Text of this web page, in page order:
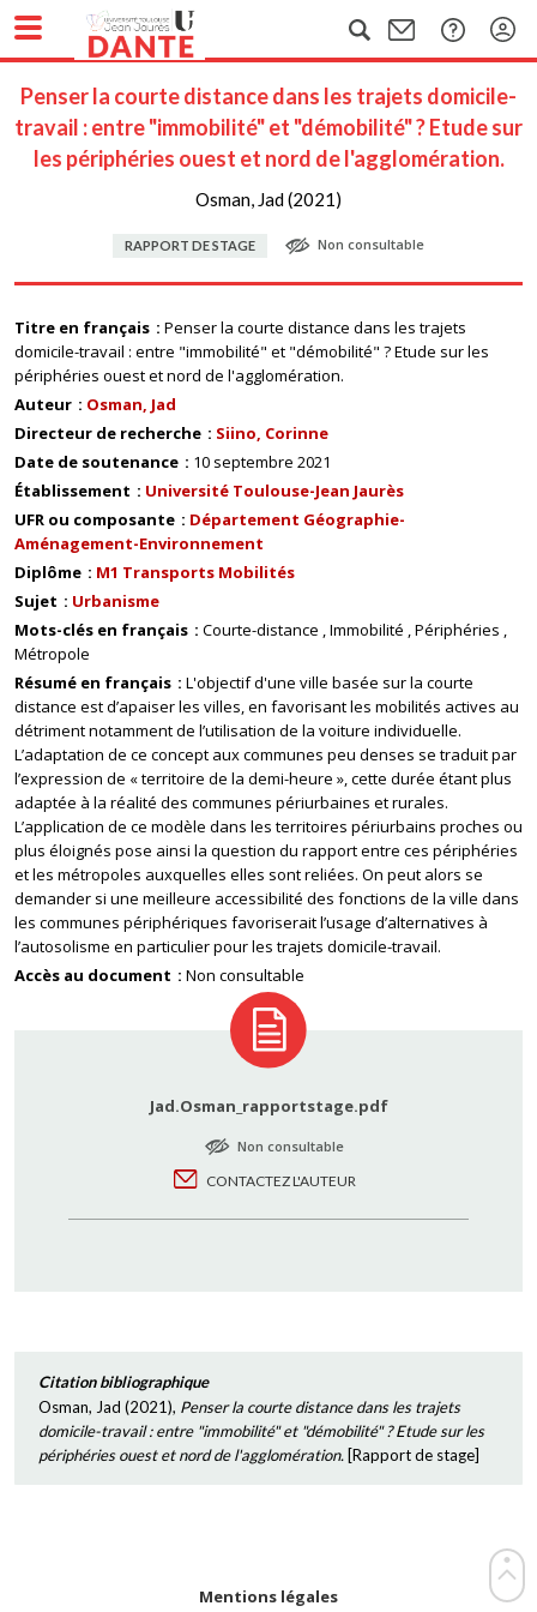
Penser la courte distance dans les trajets domicile-
travail : entre "immobilité" et "démobilité" ? Etude sur
les périphéries ouest et nord de l'agglomération.
Osman, Jad (2021)
RAPPORT DE STAGE Non consultable
Titre en français
Penser la courte distance dans les trajets
domicile-travail : entre "immobilité" et "démobilité" ? Etude sur les
périphéries ouest et nord de l'agglomération.
Auteur
Osman, Jad
Directeur de recherche
Siino, Corinne
Date de soutenance
10 septembre 2021
Établissement
Université Toulouse-Jean Jaurès
UFR ou composante
Département Géographie-
Aménagement-Environnement
Diplôme
M1 Transports Mobilités
Sujet
Urbanisme
Mots-clés en français
Courte-distance Immobilité Périphéries
Métropole
Résumé en français
L'objectif d'une ville basée sur la courte
distance est d’apaiser les villes, en favorisant les mobilités actives au
détriment notamment de l’utilisation de la voiture individuelle.
L’adaptation de ce concept aux communes peu denses se traduit par
l’expression de « territoire de la demi-heure », cette durée étant plus
adaptée à la réalité des communes périurbaines et rurales.
L’application de ce modèle dans les territoires périurbains proches ou
plus éloignés pose ainsi la question du rapport entre ces périphéries
et les métropoles auxquelles elles sont reliées. On peut alors se
demander si une meilleure accessibilité des fonctions de la ville dans
les communes périphériques favoriserait l’usage d’alternatives à
l’autosolisme en particulier pour les trajets domicile-travail.
Accès au document
Non consultable
Jad.Osman_rapportstage.pdf
Non consultable
CONTACTEZ L'AUTEUR
Citation bibliographique
Osman, Jad (2021), Penser la courte distance dans les trajets
domicile-travail : entre "immobilité" et "démobilité" ? Etude sur les
périphéries ouest et nord de l'agglomération. [Rapport de stage]
Mentions légales